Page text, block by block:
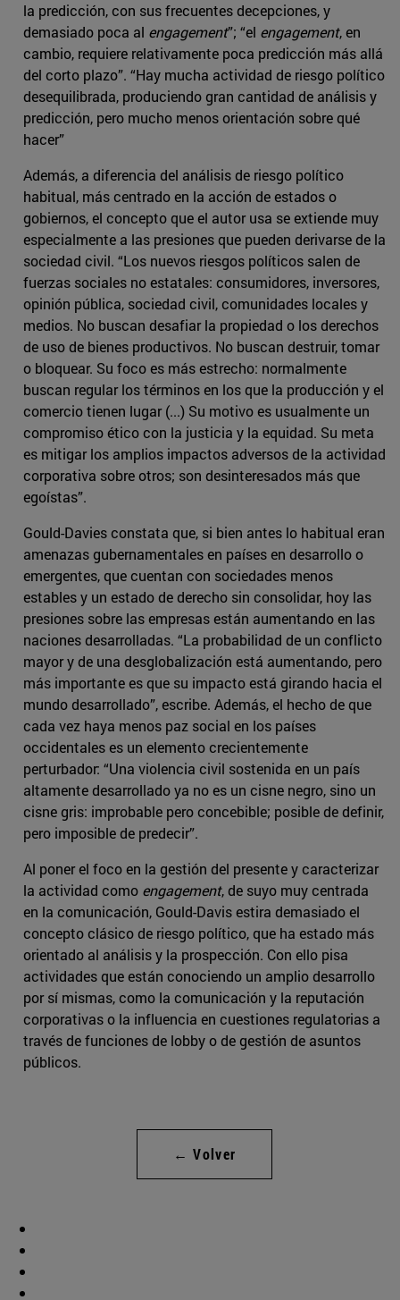
la predicción, con sus frecuentes decepciones, y
demasiado poca al engagement”; “el engagement, en
cambio, requiere relativamente poca predicción más allá
del corto plazo”. “Hay mucha actividad de riesgo político
desequilibrada, produciendo gran cantidad de análisis y
predicción, pero mucho menos orientación sobre qué
hacer”
Además, a diferencia del análisis de riesgo político
habitual, más centrado en la acción de estados o
gobiernos, el concepto que el autor usa se extiende muy
especialmente a las presiones que pueden derivarse de la
sociedad civil. “Los nuevos riesgos políticos salen de
fuerzas sociales no estatales: consumidores, inversores,
opinión pública, sociedad civil, comunidades locales y
medios. No buscan desafiar la propiedad o los derechos
de uso de bienes productivos. No buscan destruir, tomar
o bloquear. Su foco es más estrecho: normalmente
buscan regular los términos en los que la producción y el
comercio tienen lugar (...) Su motivo es usualmente un
compromiso ético con la justicia y la equidad. Su meta
es mitigar los amplios impactos adversos de la actividad
corporativa sobre otros; son desinteresados más que
egoístas”.
Gould-Davies constata que, si bien antes lo habitual eran
amenazas gubernamentales en países en desarrollo o
emergentes, que cuentan con sociedades menos
estables y un estado de derecho sin consolidar, hoy las
presiones sobre las empresas están aumentando en las
naciones desarrolladas. “La probabilidad de un conflicto
mayor y de una desglobalización está aumentando, pero
más importante es que su impacto está girando hacia el
mundo desarrollado”, escribe. Además, el hecho de que
cada vez haya menos paz social en los países
occidentales es un elemento crecientemente
perturbador: “Una violencia civil sostenida en un país
altamente desarrollado ya no es un cisne negro, sino un
cisne gris: improbable pero concebible; posible de definir,
pero imposible de predecir”.
Al poner el foco en la gestión del presente y caracterizar
la actividad como engagement, de suyo muy centrada
en la comunicación, Gould-Davis estira demasiado el
concepto clásico de riesgo político, que ha estado más
orientado al análisis y la prospección. Con ello pisa
actividades que están conociendo un amplio desarrollo
por sí mismas, como la comunicación y la reputación
corporativas o la influencia en cuestiones regulatorias a
través de funciones de lobby o de gestión de asuntos
públicos.
← Volver